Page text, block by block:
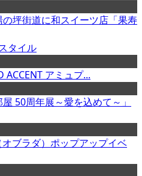
坪街道に和スイーツ店「果寿
タイル
ACCENT アミュプ...
50周年展～愛を込めて～」
ブラダ）ポップアップイベ